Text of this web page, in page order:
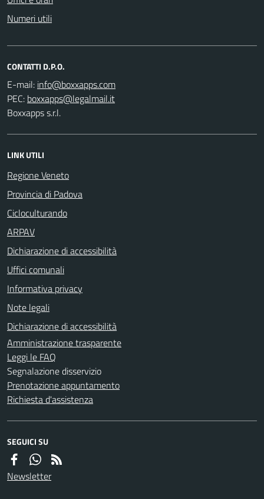
Numeri utili
CONTATTI D.P.O.
E-mail:
PEC:
Boxxapps s.r.l.
LINK UTILI
Regione Veneto
Provincia di Padova
Cicloculturando
ARPAV
Dichiarazione di accessibilità
Uffici comunali
Informativa privacy
Note legali
Dichiarazione di accessibilità
Amministrazione trasparente
Leggi le FAQ
Segnalazione disservizio
Prenotazione appuntamento
Richiesta d'assistenza
SEGUICI SU
Newsletter